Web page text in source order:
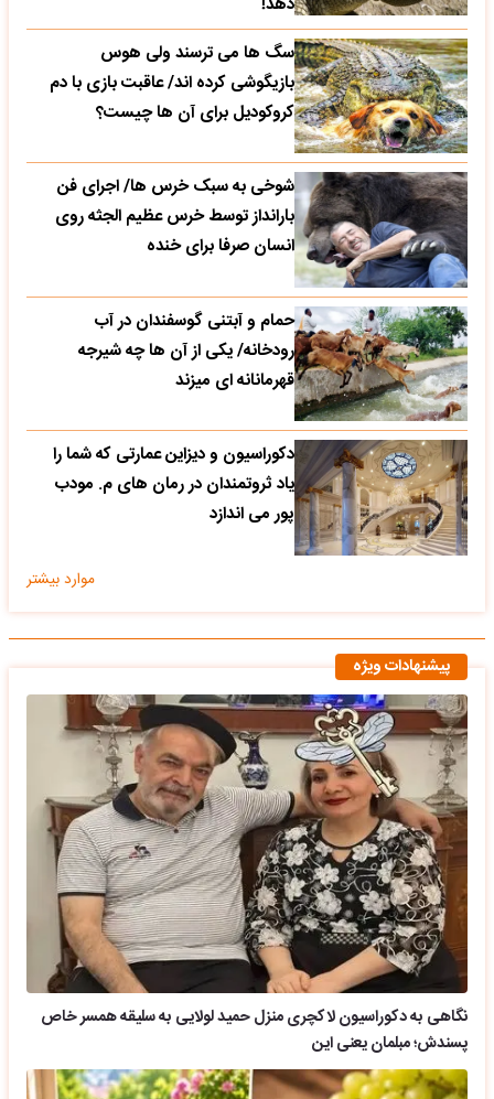
سگ ها می ترسند ولی هوس
بازیگوشی کرده اند/ عاقبت بازی با دم
کروکودیل برای آن ها چیست؟
شوخی به سبک خرس ها/ اجرای فن
بارانداز توسط خرس عظیم الجثه روی
انسان صرفا برای خنده
حمام و آبتنی گوسفندان در آب
رودخانه/ یکی از آن ها چه شیرجه
قهرمانانه ای میزند
دکوراسیون و دیزاین عمارتی که شما را
یاد ثروتمندان در رمان های م. مودب
پور می اندازد
موارد بیشتر
پیشنهادات ویژه
نگاهی به دکوراسیون لاکچری منزل حمید لولایی به سلیقه همسر خاص
پسندش؛ مبلمان یعنی این